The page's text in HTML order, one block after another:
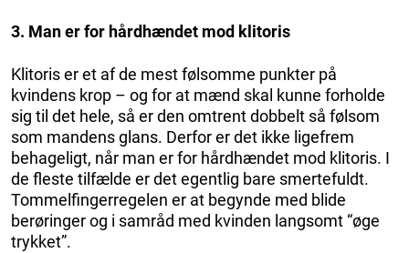
3. Man er for hårdhændet mod klitoris
Klitoris er et af de mest følsomme punkter på
kvindens krop – og for at mænd skal kunne forholde
sig til det hele, så er den omtrent dobbelt så følsom
som mandens glans. Derfor er det ikke ligefrem
behageligt, når man er for hårdhændet mod klitoris. I
de fleste tilfælde er det egentlig bare smertefuldt.
Tommelfingerregelen er at begynde med blide
berøringer og i samråd med kvinden langsomt “øge
trykket”.